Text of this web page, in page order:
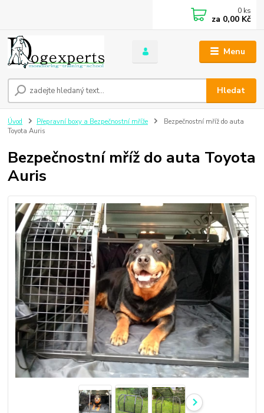
Menu
Hledat
0 ks
za 0,00 Kč
Úvod Přepravní boxy a Bezpečnostní mříže
Bezpečnostní mříž do auta
Toyota Auris
Bezpečnostní mříž do auta Toyota
Auris